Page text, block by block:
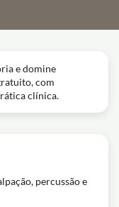
e domine
com
clínica.
percussão e